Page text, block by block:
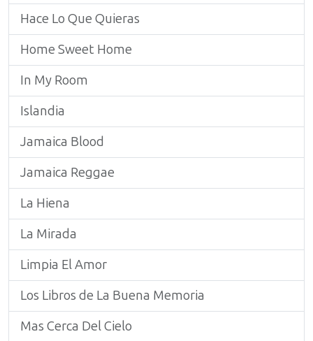
Hace Lo Que Quieras
Home Sweet Home
In My Room
Islandia
Jamaica Blood
Jamaica Reggae
La Hiena
La Mirada
Limpia El Amor
Los Libros de La Buena Memoria
Mas Cerca Del Cielo